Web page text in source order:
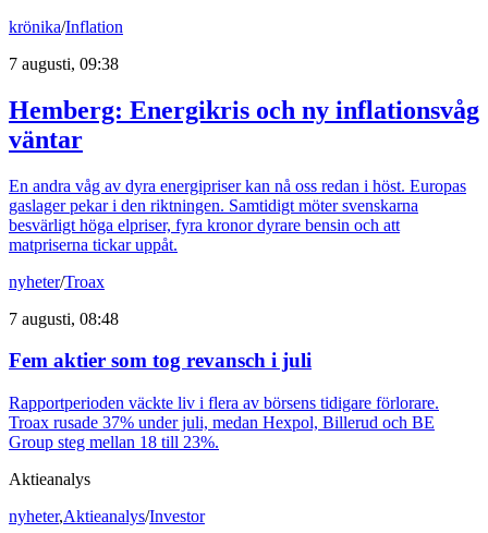
krönika/Inflation
7 augusti, 09:38
Hemberg: Energikris och ny inflationsvåg
väntar
En andra våg av dyra energipriser kan nå oss redan i höst. Europas
gaslager pekar i den riktningen. Samtidigt möter svenskarna
besvärligt höga elpriser, fyra kronor dyrare bensin och att
matpriserna tickar uppåt.
nyheter/Troax
7 augusti, 08:48
Fem aktier som tog revansch i juli
Rapportperioden väckte liv i flera av börsens tidigare förlorare.
Troax rusade 37% under juli, medan Hexpol, Billerud och BE
Group steg mellan 18 till 23%.
Aktieanalys
nyheter,Aktieanalys/Investor